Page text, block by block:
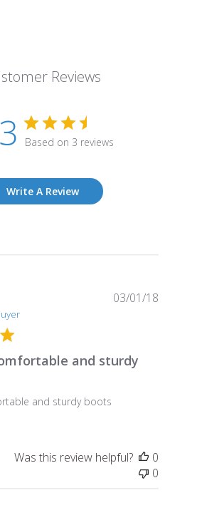
Reviews
Based on 3 reviews
Write A Review
and sturdy
and sturdy boots
03/01/18
Was this review helpful?
0
0